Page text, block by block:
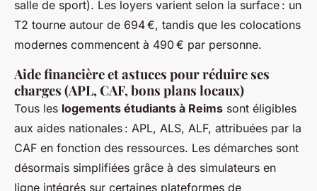
salle de sport). Les loyers varient selon la surface : un
T2 tourne autour de 694 €, tandis que les colocations
modernes commencent à 490 € par personne.
Aide financière et astuces pour réduire ses
charges (APL, CAF, bons plans locaux)
Tous les logements étudiants à Reims sont éligibles
aux aides nationales : APL, ALS, ALF, attribuées par la
CAF en fonction des ressources. Les démarches sont
désormais simplifiées grâce à des simulateurs en
ligne intégrés sur certaines plateformes de